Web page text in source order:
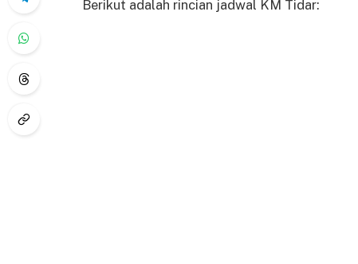
Berikut adalah rincian jadwal KM Tidar: